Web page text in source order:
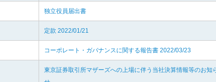
独立役員届出書
定款 2022/01/21
コーポレート・ガバナンスに関する報告書 2022/03/23
東京証券取引所マザーズへの上場に伴う当社決算情報等のお知